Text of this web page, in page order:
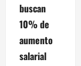
buscan
10% de
aumento
salarial